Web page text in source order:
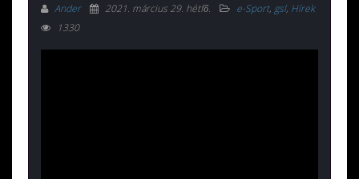
Ander 2021. március 29. hétfő. e-Sport, gsl, Hírek
1330